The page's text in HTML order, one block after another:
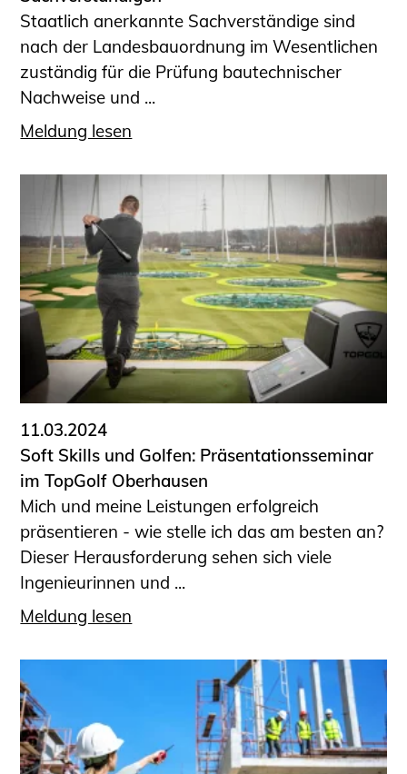
Staatlich anerkannte Sachverständige sind
nach der Landesbauordnung im Wesentlichen
zuständig für die Prüfung bautechnischer
Nachweise und ...
Meldung lesen
11.03.2024
Soft Skills und Golfen: Präsentationsseminar
im TopGolf Oberhausen
Mich und meine Leistungen erfolgreich
präsentieren - wie stelle ich das am besten an?
Dieser Herausforderung sehen sich viele
Ingenieurinnen und ...
Meldung lesen